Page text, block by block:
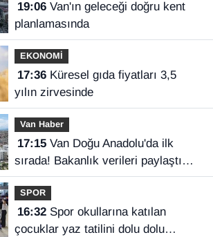
19:06Van'ın geleceği doğru kent
planlamasında
EKONOMİ
17:36Küresel gıda fiyatları 3,5
yılın zirvesinde
Van Haber
17:15Van Doğu Anadolu'da ilk
sırada! Bakanlık verileri paylaştı…
SPOR
16:32Spor okullarına katılan
çocuklar yaz tatilini dolu dolu